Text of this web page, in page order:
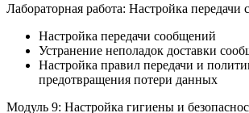
Лабораторная работа: Настройка передачи
Настройка передачи сообщений
Устранение неполадок доставки
Настройка правил передачи и
предотвращения потери данных
Модуль 9: Настройка гигиены и